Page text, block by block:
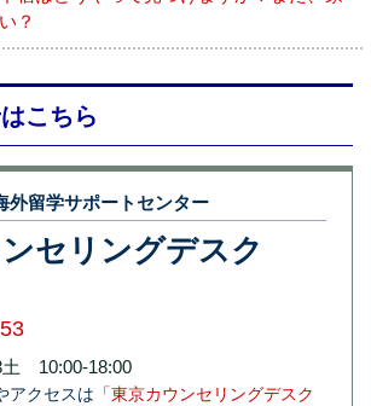
？
こちら
外留学サポートセンター
セリングデスク
土 10:00-18:00
アクセスは 「東京カウンセリングデスク